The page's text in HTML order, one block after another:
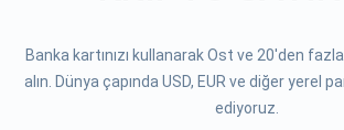
Banka kartınızı kullanarak Ost ve 20'den
alın. Dünya çapında USD, EUR ve diğer yerel
ediyoruz.